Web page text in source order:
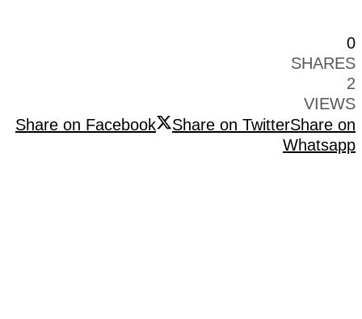
0
SHARES
2
VIEWS
Share on Facebook
Share on TwitterShare on
Whatsapp